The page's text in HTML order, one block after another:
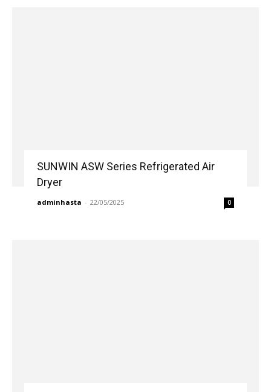
SUNWIN ASW Series Refrigerated Air
Dryer
adminhasta - 22/05/2025 0